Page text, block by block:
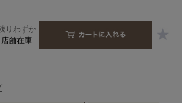
りわずか
店舗在庫